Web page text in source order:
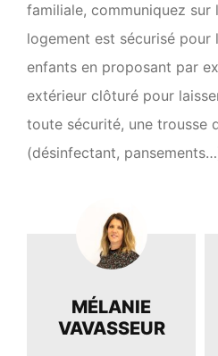
familiale, communiquez
logement est sécurisé pour
enfants en proposant par
extérieur clôturé pour
toute sécurité, une trousse
(désinfectant,
MÉLANIE
VAVASSEUR